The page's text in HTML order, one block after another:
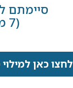
סיימתם
(7 מסמכים בסך הכל)
לחצו כאן